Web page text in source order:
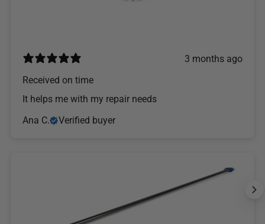
3 months ago
Received on time
It helps me with my repair needs
Ana C.
Verified buyer